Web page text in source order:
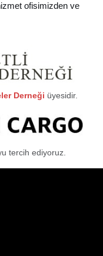
ofisimizden ve
Derneği üyesidir.
tercih ediyoruz.